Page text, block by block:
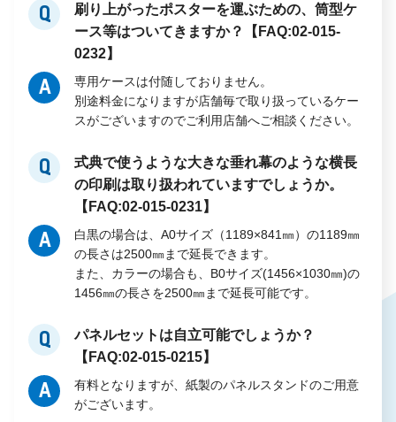
Q
刷り上がったポスターを運ぶための、筒型ケ
ース等はついてきますか？【FAQ:02-015-
0232】
A
専用ケースは付随しておりません。
別途料金になりますが店舗毎で取り扱っているケー
スがございますのでご利用店舗へご相談ください。
Q
式典で使うような大きな垂れ幕のような横長
の印刷は取り扱われていますでしょうか。
【FAQ:02-015-0231】
A
白黒の場合は、A0サイズ（1189×841㎜）の1189㎜
の長さは2500㎜まで延長できます。
また、カラーの場合も、B0サイズ(1456×1030㎜)の
1456㎜の長さを2500㎜まで延長可能です。
Q
パネルセットは自立可能でしょうか？
【FAQ:02-015-0215】
A
有料となりますが、紙製のパネルスタンドのご用意
がございます。